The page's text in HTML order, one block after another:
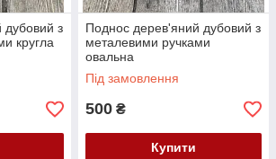
з
кругла
Поднос дерев'яний дубовий з
металевими ручками
овальна
Під замовлення
500 ₴
Купити